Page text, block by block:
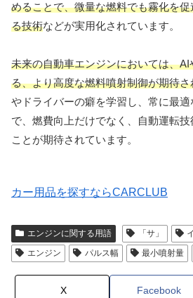
めることで、微量な燃料でも霧化を
る技術などが実用化されています。
未来の自動車エンジンにおいては、
る、より高度な燃料噴射制御が期待
やドライバーの癖を学習し、常に最
で、燃費向上だけでなく、自動運転
ことが期待されています。
カー用品を探すならCARCLUB
エンジンに関する用語 「サ」
エンジン
パルス幅 最小噴射量
X Facebook